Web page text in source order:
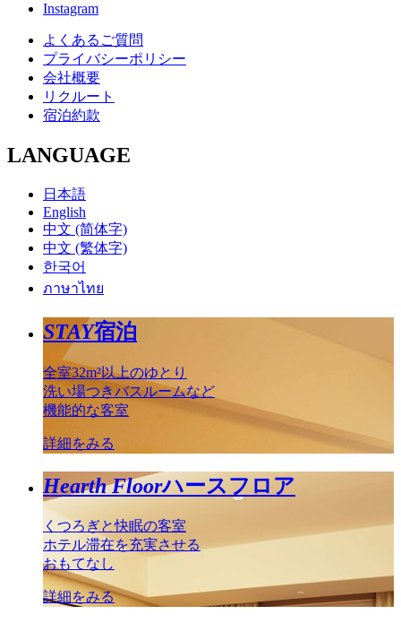
Instagram
よくあるご質問
プライバシーポリシー
会社概要
リクルート
宿泊約款
LANGUAGE
日本語
English
中文 (简体字)
中文 (繁体字)
한국어
ภาษาไทย
STAY宿泊
全室32m²以上のゆとり
洗い場つきバスルームなど
機能的な客室
詳細をみる
Hearth Floorハースフロア
くつろぎと快眠の客室
ホテル滞在を充実させる
おもてなし
詳細をみる